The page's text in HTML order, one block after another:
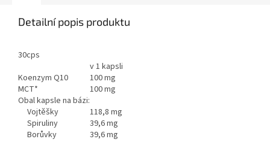
Detailní popis produktu
30cps
v 1 kapsli
Koenzym Q10
100 mg
MCT*
100 mg
Obal kapsle na bázi:
Vojtěšky
118,8 mg
Spiruliny
39,6 mg
Borůvky
39,6 mg